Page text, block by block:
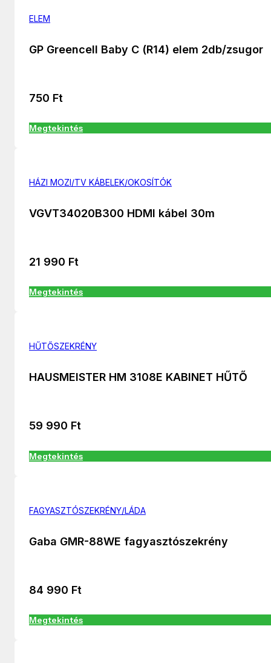
ELEM
GP Greencell Baby C (R14) elem 2db/zsugor
750 Ft
Megtekintés
HÁZI MOZI/TV KÁBELEK/OKOSÍTÓK
VGVT34020B300 HDMI kábel 30m
21 990 Ft
Megtekintés
HŰTŐSZEKRÉNY
HAUSMEISTER HM 3108E KABINET HŰTŐ
59 990 Ft
Megtekintés
FAGYASZTÓSZEKRÉNY/LÁDA
Gaba GMR-88WE fagyasztószekrény
84 990 Ft
Megtekintés